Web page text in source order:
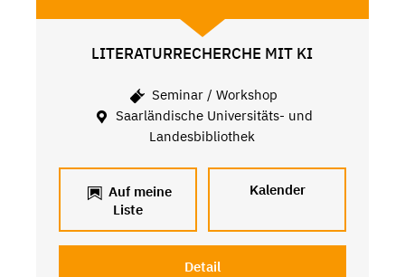
LITERATURRECHERCHE MIT KI
Seminar / Workshop
Saarländische Universitäts- und
Landesbibliothek
Auf meine
Liste
Kalender
Detail